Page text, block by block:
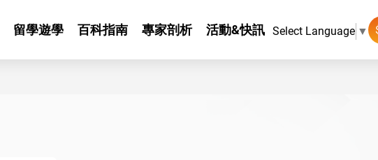
留學遊學 百科指南 專家剖析 活動&快訊 Select Language ▼